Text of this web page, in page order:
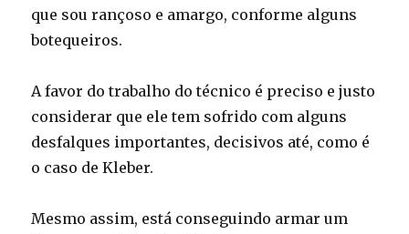
que sou rançoso e amargo, conforme alguns
botequeiros.
A favor do trabalho do técnico é preciso e justo
considerar que ele tem sofrido com alguns
desfalques importantes, decisivos até, como é
o caso de Kleber.
Mesmo assim, está conseguindo armar um